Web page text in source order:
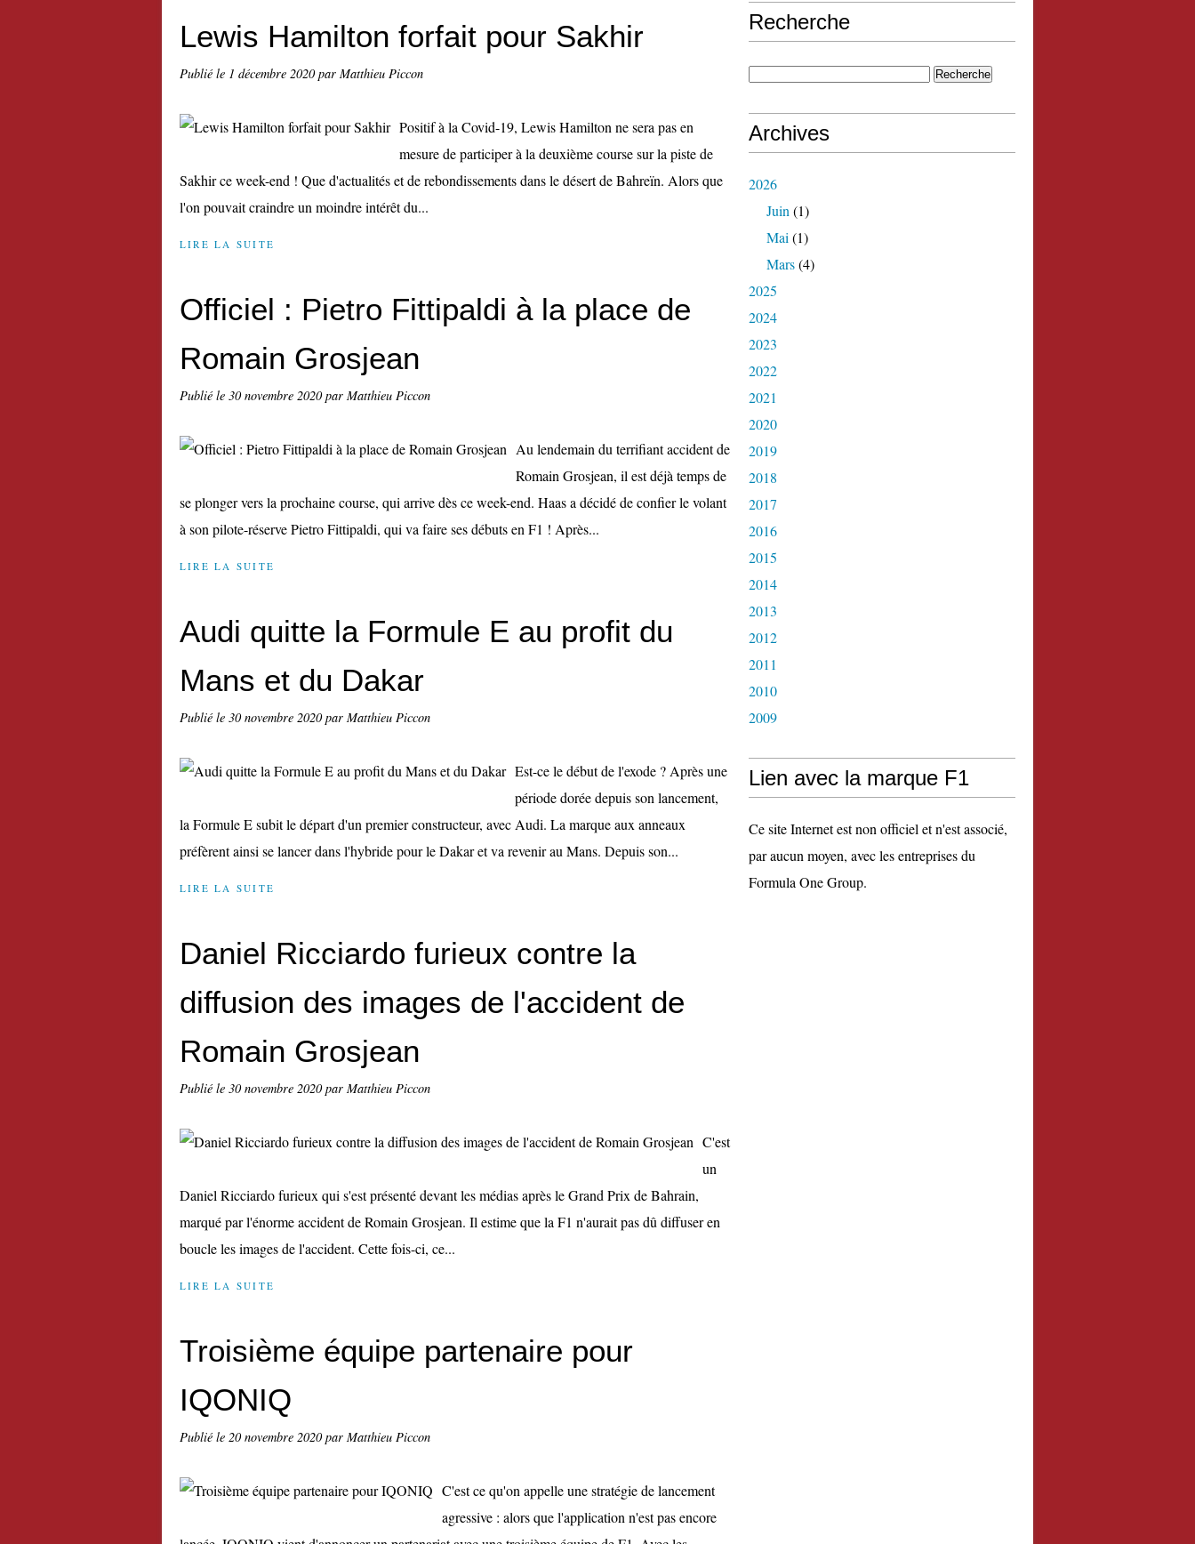
Lewis Hamilton forfait pour Sakhir
Publié le 1 décembre 2020par Matthieu Piccon
Positif à la Covid-19, Lewis Hamilton ne sera pas en
mesure de participer à la deuxième course sur la piste de
Sakhir ce week-end ! Que d'actualités et de rebondissements dans le désert de Bahreïn. Alors que
l'on pouvait craindre un moindre intérêt du...
LIRE LA SUITE
Officiel : Pietro Fittipaldi à la place de
Romain Grosjean
Publié le 30 novembre 2020par Matthieu Piccon
Au lendemain du terrifiant accident de
Romain Grosjean, il est déjà temps de
se plonger vers la prochaine course, qui arrive dès ce week-end. Haas a décidé de confier le volant
à son pilote-réserve Pietro Fittipaldi, qui va faire ses débuts en F1 ! Après...
LIRE LA SUITE
Audi quitte la Formule E au profit du
Mans et du Dakar
Publié le 30 novembre 2020par Matthieu Piccon
Est-ce le début de l'exode ? Après une
période dorée depuis son lancement,
la Formule E subit le départ d'un premier constructeur, avec Audi. La marque aux anneaux
préfèrent ainsi se lancer dans l'hybride pour le Dakar et va revenir au Mans. Depuis son...
LIRE LA SUITE
Daniel Ricciardo furieux contre la
diffusion des images de l'accident de
Romain Grosjean
Publié le 30 novembre 2020par Matthieu Piccon
C'est
un
Daniel Ricciardo furieux qui s'est présenté devant les médias après le Grand Prix de Bahrain,
marqué par l'énorme accident de Romain Grosjean. Il estime que la F1 n'aurait pas dû diffuser en
boucle les images de l'accident. Cette fois-ci, ce...
LIRE LA SUITE
Troisième équipe partenaire pour
IQONIQ
Publié le 20 novembre 2020par Matthieu Piccon
C'est ce qu'on appelle une stratégie de lancement
agressive : alors que l'application n'est pas encore
Recherche
Archives
2026
Juin (1)
Mai (1)
Mars(4)
2025
2024
2023
2022
2021
2020
2019
2018
2017
2016
2015
2014
2013
2012
2011
2010
2009
Lien avec la marque F1
Ce site Internet est non officiel et n'est associé,
par aucun moyen, avec les entreprises du
Formula One Group.